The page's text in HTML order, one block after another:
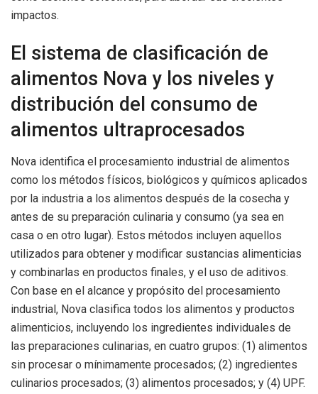
impactos.
El sistema de clasificación de
alimentos Nova y los niveles y
distribución del consumo de
alimentos ultraprocesados
Nova identifica el procesamiento industrial de alimentos
como los métodos físicos, biológicos y químicos aplicados
por la industria a los alimentos después de la cosecha y
antes de su preparación culinaria y consumo (ya sea en
casa o en otro lugar). Estos métodos incluyen aquellos
utilizados para obtener y modificar sustancias alimenticias
y combinarlas en productos finales, y el uso de aditivos.
Con base en el alcance y propósito del procesamiento
industrial, Nova clasifica todos los alimentos y productos
alimenticios, incluyendo los ingredientes individuales de
las preparaciones culinarias, en cuatro grupos: (1) alimentos
sin procesar o mínimamente procesados; (2) ingredientes
culinarios procesados; (3) alimentos procesados; y (4) UPF.